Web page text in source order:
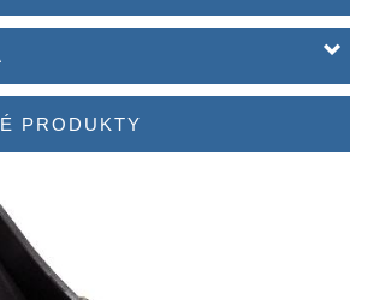
PRODUKTY